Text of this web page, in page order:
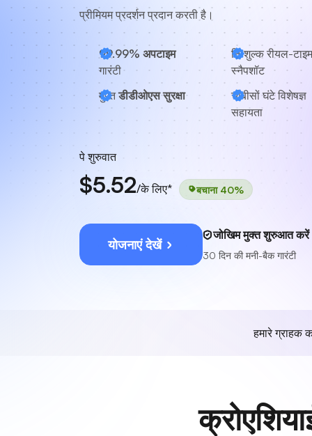
प्रीमियम प्रदर्शन प्रदान करती है।
99.99% अपटाइम
गारंटी
निःशुल्क रीयल-टाइम
स्नैपशॉट
मुफ़्तडीडीओएस सुरक्षा चौबीसों घंटेविशेषज्ञ
सहायता
पे शुरुवात
$5.52/के लिए* बचाना 40%
योजनाएं देखें
जोखिम मुक्त शुरुआत करें
30 दिन की मनी-बैक गारंटी
हमारे ग्राहक